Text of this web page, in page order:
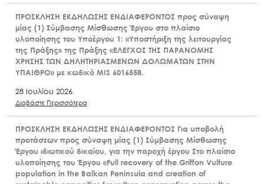
ΠΡΟΣΚΛΗΣΗ ΕΚΔΗΛΩΣΗΣ ΕΝΔΙΑΦΕΡΟΝΤΟΣ προς σύναψη
μίας (1) Σύμβασης Μίσθωσης Έργου στο πλαίσιο
υλοποίησης του Υποέργου 1: «Υποστήριξη της λειτουργίας
της Πράξης» της Πράξης «ΕΛΕΓΧΟΣ ΤΗΣ ΠΑΡΑΝΟΜΗΣ
ΧΡΗΣΗΣ ΤΩΝ ΔΗΛΗΤΗΡΙΑΣΜΕΝΩΝ ΔΟΛΩΜΑΤΩΝ ΣΤΗΝ
ΥΠΑΙΘΡΟ» με κωδικό MIS 6016558.
28 Ιουλίου 2026
Διαβάστε Περισσότερα
ΠΡΟΣΚΛΗΣΗ ΕΚΔΗΛΩΣΗΣ ΕΝΔΙΑΦΕΡΟΝΤΟΣ Για υποβολή
προτάσεων προς σύναψη μίας (1) Σύμβασης Μίσθωσης
Έργου ιδιωτικού δικαίου, για την παροχή έργου Στο πλαίσιο
υλοποίησης του Έργου «Full recovery of the Griffon Vulture
population in the Balkan Peninsula and creation of